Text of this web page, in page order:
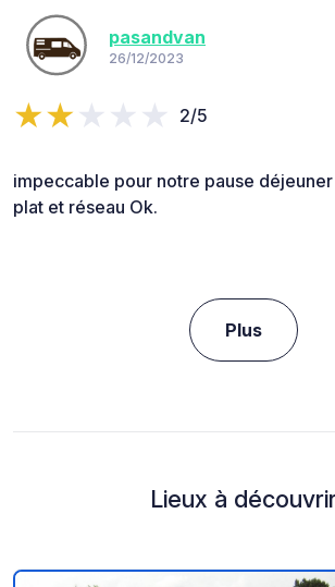
pasandvan
26/12/2023
2/5
impeccable pour notre pause
plat et réseau Ok.
Plus
Lieux à